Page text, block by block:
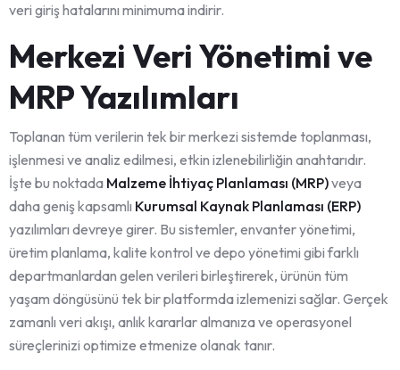
veri giriş hatalarını minimuma indirir.
Merkezi Veri Yönetimi ve
MRP Yazılımları
Toplanan tüm verilerin tek bir merkezi sistemde toplanması,
işlenmesi ve analiz edilmesi, etkin izlenebilirliğin anahtarıdır.
İşte bu noktada Malzeme İhtiyaç Planlaması (MRP)veya
daha geniş kapsamlı Kurumsal Kaynak Planlaması (ERP)
yazılımları devreye girer. Bu sistemler, envanter yönetimi,
üretim planlama, kalite kontrol ve depo yönetimi gibi farklı
departmanlardan gelen verileri birleştirerek, ürünün tüm
yaşam döngüsünü tek bir platformda izlemenizi sağlar. Gerçek
zamanlı veri akışı, anlık kararlar almanıza ve operasyonel
süreçlerinizi optimize etmenize olanak tanır.